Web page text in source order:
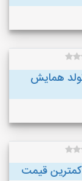
همایش
قیمت